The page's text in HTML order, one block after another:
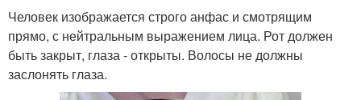
Человек изображается строго анфас и смотрящим
прямо, с нейтральным выражением лица. Рот должен
быть закрыт, глаза - открыты. Волосы не должны
заслонять глаза.